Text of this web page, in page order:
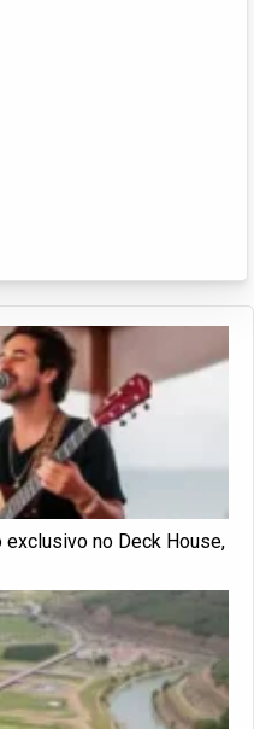
no Deck House,